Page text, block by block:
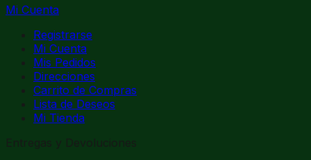
Mi Cuenta
Registrarse
Mi Cuenta
Mis Pedidos
Direcciones
Carrito de Compras
Lista de Deseos
Mi Tienda
Entregas y Devoluciones